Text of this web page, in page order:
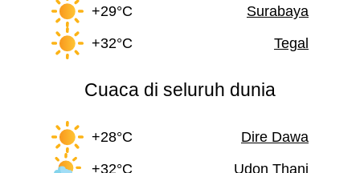
+29°C
Surabaya
+32°C
Tegal
Cuaca di seluruh dunia
+28°C
Dire Dawa
+32°C
Udon Thani